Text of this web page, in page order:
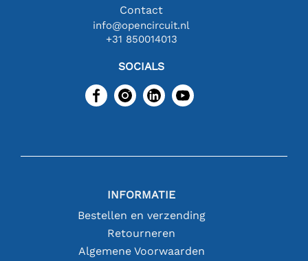
Contact
info@opencircuit.nl
+31 850014013
SOCIALS
INFORMATIE
Bestellen en verzending
Retourneren
Algemene Voorwaarden